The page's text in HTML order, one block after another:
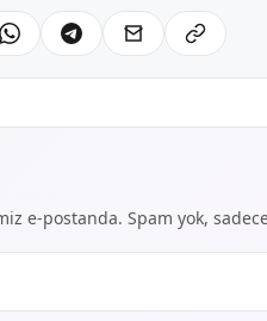
e-postanda. Spam yok,